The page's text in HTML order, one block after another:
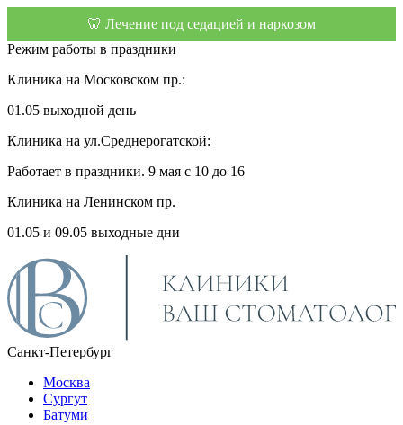
🦷 Лечение под седацией и наркозом
Режим работы в праздники
Клиника на Московском пр.:
01.05 выходной день
Клиника на ул.Среднерогатской:
Работает в праздники. 9 мая с 10 до 16
Клиника на Ленинском пр.
01.05 и 09.05 выходные дни
Санкт-Петербург
Москва
Сургут
Батуми